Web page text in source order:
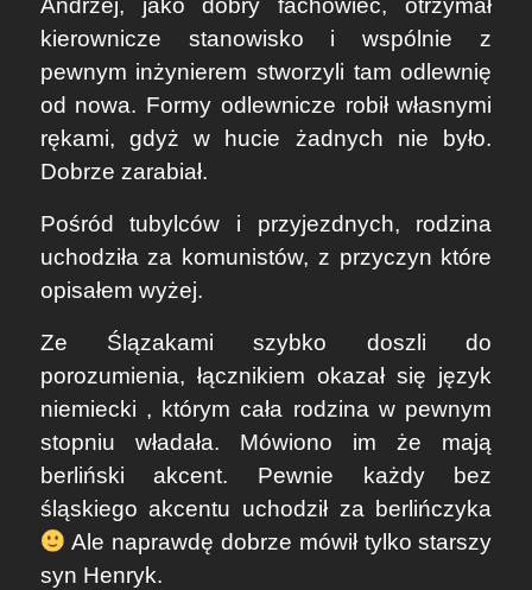
kierownicze stanowisko i wspólnie z
pewnym inżynierem stworzyli tam odlewnię
od nowa. Formy odlewnicze robił własnymi
rękami, gdyż w hucie żadnych nie było.
Dobrze zarabiał.
Pośród tubylców i przyjezdnych, rodzina
uchodziła za komunistów, z przyczyn które
opisałem wyżej.
Ze Ślązakami szybko doszli do
porozumienia, łącznikiem okazał się język
niemiecki , którym cała rodzina w pewnym
stopniu władała. Mówiono im że mają
berliński akcent. Pewnie każdy bez
śląskiego akcentu uchodził za berlińczyka
Ale naprawdę dobrze mówił tylko starszy
syn Henryk.